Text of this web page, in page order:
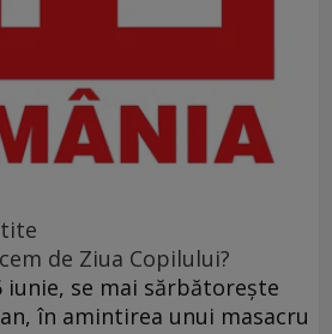
de Ziua Copilului?
iunie, se mai sărbătoreşte
în amintirea unui masacru